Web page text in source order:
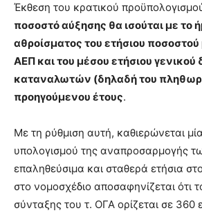
Έκθεση του κρατικού
ποσοστό αύξησης θα ισούται με το
αθροίσματος του ετήσιου
ΑΕΠ και του μέσου ετήσιου γενικού
καταναλωτών (δηλαδή του
προηγούμενου έτους.
Με τη ρύθμιση αυτή, καθιερώνεται
υπολογισμού της αναπροσαρμογής
επαληθεύσιμα και σταθερά ετήσια
στο νομοσχέδιο αποσαφηνίζεται ότι
σύνταξης του τ. ΟΓΑ ορίζεται σε 360